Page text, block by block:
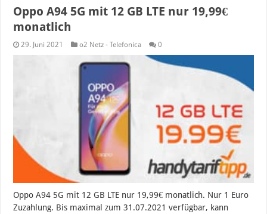
Oppo A94 5G mit 12 GB LTE nur 19,99€
monatlich
29. Juni 2021 o2 Netz - Telefonica 0
Oppo A94 5G mit 12 GB LTE nur 19,99€ monatlich. Nur 1 Euro
Zuzahlung. Bis maximal zum 31.07.2021 verfügbar, kann